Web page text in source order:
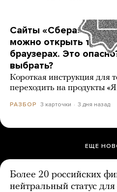
Сайты «Сбера» и
можно открыть
браузерах. Это
выбрать?
Короткая инструкция для
переходить на продукты
РАЗБОР 3 карточки 3 дня назад
ЕЩЕ
Более 20 российских
нейтральный статус для